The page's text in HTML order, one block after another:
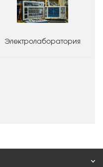
Электролаборатория